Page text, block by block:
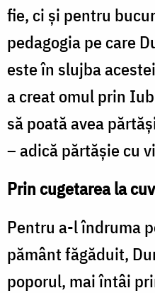
fie, ci şi pentru
pedagogia pe care
este în slujba
a creat omul prin
să poată avea
– adică părtăşie cu
Prin cugetarea la
Pentru a-l îndruma
pământ făgăduit,
poporul, mai întâi